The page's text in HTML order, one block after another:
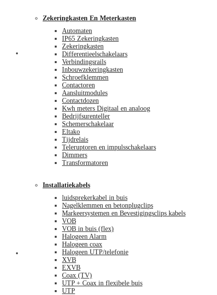
Mijn account
Zekeringkasten En Meterkasten
Automaten
IP65 Zekeringkasten
Zekeringkasten
Differentieelschakelaars
Verbindingsrails
Inbouwzekeringkasten
Schroefklemmen
Contactoren
Aansluitmodules
Contactdozen
Kwh meters Digitaal en analoog
Bedrijfsurenteller
Schemerschakelaar
Eltako
Tijdrelais
Teleruptoren en impulsschakelaars
Dimmers
Transformatoren
Installatiekabels
luidsprekerkabel in buis
Nagelklemmen en betonplugclips
Markeersystemen en Bevestigingsclips kabels
VOB
VOB in buis (flex)
Halogeen Alarm
Halogeen coax
Halogeen UTP/telefonie
XVB
EXVB
Coax (TV)
UTP + Coax in flexibele buis
UTP